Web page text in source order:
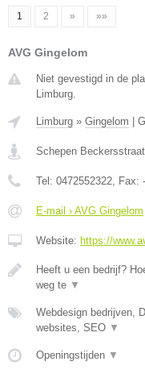
1 2 » »»
AVG Gingelom
Niet gevestigd in de
Limburg.
Limburg » Gingelom
Schepen
Tel: 0472552322, Fax: -
E-mail › AVG Gingelom
Website: https://
Heeft u een bedrijf?
weg te ▼
Webdesign bedrijven,
websites, SEO ▼
Openingstijden ▼